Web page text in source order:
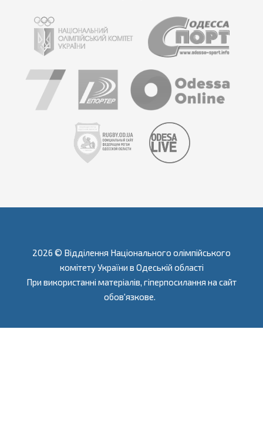
2026 © Відділення Національного олімпійського
комітету України в Одеській області
При використанні матеріалів, гіперпосилання на сайт
обов'язкове.